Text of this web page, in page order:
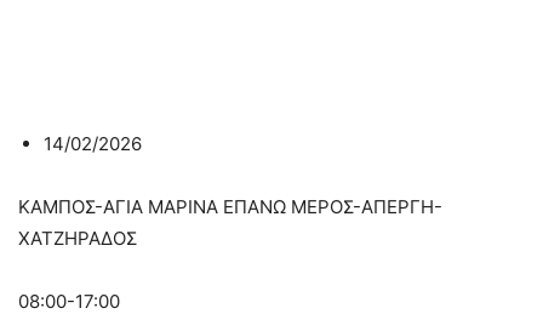
14/02/2026
ΚΑΜΠΟΣ-ΑΓΙΑ ΜΑΡΙΝΑ ΕΠΑΝΩ ΜΕΡΟΣ-ΑΠΕΡΓΗ-
ΧΑΤΖΗΡΑΔΟΣ
08:00-17:00